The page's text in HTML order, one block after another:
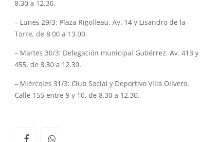
8.30 a 12.30.
– Lunes 29/3: Plaza Rigolleau. Av. 14 y Lisandro de la
Torre, de 8.00 a 13.00.
– Martes 30/3: Delegación municipal Gutiérrez. Av. 413 y
455, de 8.30 a 12.30.
– Miércoles 31/3: Club Social y Deportivo Villa Olivero.
Calle 155 entre 9 y 10, de 8.30 a 12.30.